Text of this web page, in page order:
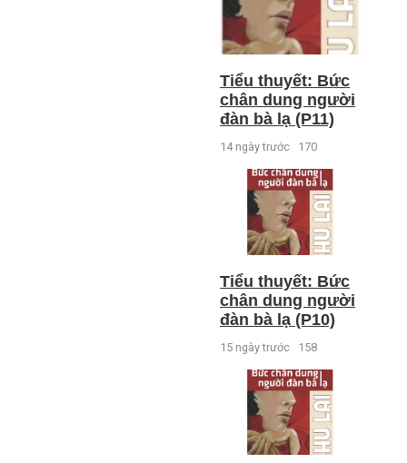
Tiểu thuyết: Bức
chân dung người
đàn bà lạ (P11)
14 ngày trước 170
Tiểu thuyết: Bức
chân dung người
đàn bà lạ (P10)
15 ngày trước 158